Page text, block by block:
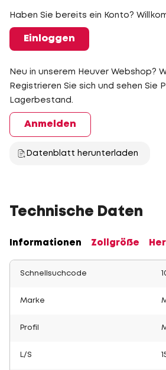
Haben Sie bereits ein Konto?
Einloggen
Neu in unserem Heuver Webshop?
Registrieren Sie sich und sehen Sie
Lagerbestand.
Anmelden
Datenblatt herunterladen
Technische Daten
Informationen Zollgröße
Schnellsuchcode
Marke
Profil
L/S